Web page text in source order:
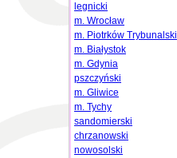
legnicki
m. Wrocław
m. Piotrków Trybunalski
m. Białystok
m. Gdynia
pszczyński
m. Gliwice
m. Tychy
sandomierski
chrzanowski
nowosolski